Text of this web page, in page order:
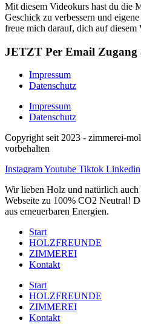
Mit diesem Videokurs hast du die
Geschick zu verbessern und
freue mich darauf, dich auf diesem
JETZT Per Email Zugang
Impressum
Datenschutz
Impressum
Datenschutz
Copyright seit 2023 - zimmerei-
vorbehalten
InstagramYoutube Tiktok Linkedin
Wir lieben Holz und natürlich
Webseite zu 100% CO2 Neutral!
aus erneuerbaren Energien.
Start
HOLZFREUNDE
ZIMMEREI
Kontakt
Start
HOLZFREUNDE
ZIMMEREI
Kontakt